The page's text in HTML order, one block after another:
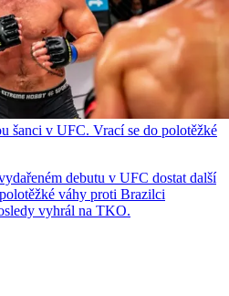
šanci v UFC. Vrací se do polotěžké
debutu v UFC dostat další
váhy proti Brazilci
vyhrál na TKO.